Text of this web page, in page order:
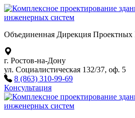
Объединенная Дирекция Проектных
г. Ростов-на-Дону
ул. Социалистическая 132/37, оф. 5
8 (863) 310-99-69
Консультация